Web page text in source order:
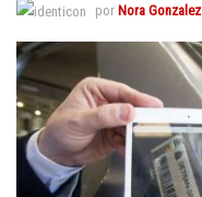
por Nora Gonzalez